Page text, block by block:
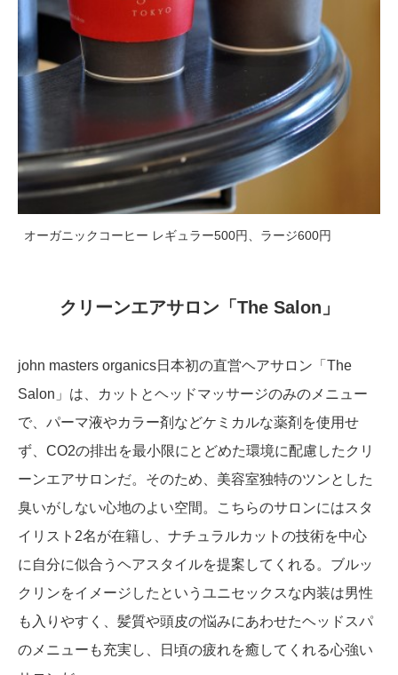
オーガニックコーヒー レギュラー500円、ラージ600円
クリーンエアサロン「The Salon」
john masters organics日本初の直営ヘアサロン「The
Salon」は、カットとヘッドマッサージのみのメニュー
で、パーマ液やカラー剤などケミカルな薬剤を使用せ
ず、CO2の排出を最小限にとどめた環境に配慮したクリ
ーンエアサロンだ。そのため、美容室独特のツンとした
臭いがしない心地のよい空間。こちらのサロンにはスタ
イリスト2名が在籍し、ナチュラルカットの技術を中心
に自分に似合うヘアスタイルを提案してくれる。ブルッ
クリンをイメージしたというユニセックスな内装は男性
も入りやすく、髪質や頭皮の悩みにあわせたヘッドスパ
のメニューも充実し、日頃の疲れを癒してくれる心強い